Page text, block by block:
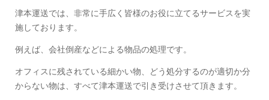
津本運送では、非常に手広く皆様のお役に立てるサービスを実
施しております。
例えば、会社倒産などによる物品の処理です。
オフィスに残されている細かい物、どう処分するのが適切か分
からない物は、すべて津本運送で引き受けさせて頂きます。